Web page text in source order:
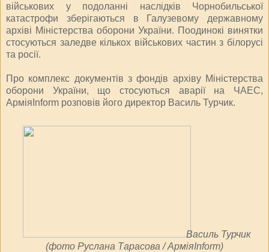
військових у подоланні наслідків Чорнобильської
катастрофи зберігаються в Галузевому державному
архіві Міністерства оборони України. Поодинокі винятки
стосуються заледве кількох військових частин з білорусі
та росії.
Про комплекс документів з фондів архіву Міністерства
оборони України, що стосуються аварії на ЧАЕС,
АрміяInform розповів його директор Василь Турчик.
Василь Турчик
(фото Руслана Тарасова / АрміяInform)